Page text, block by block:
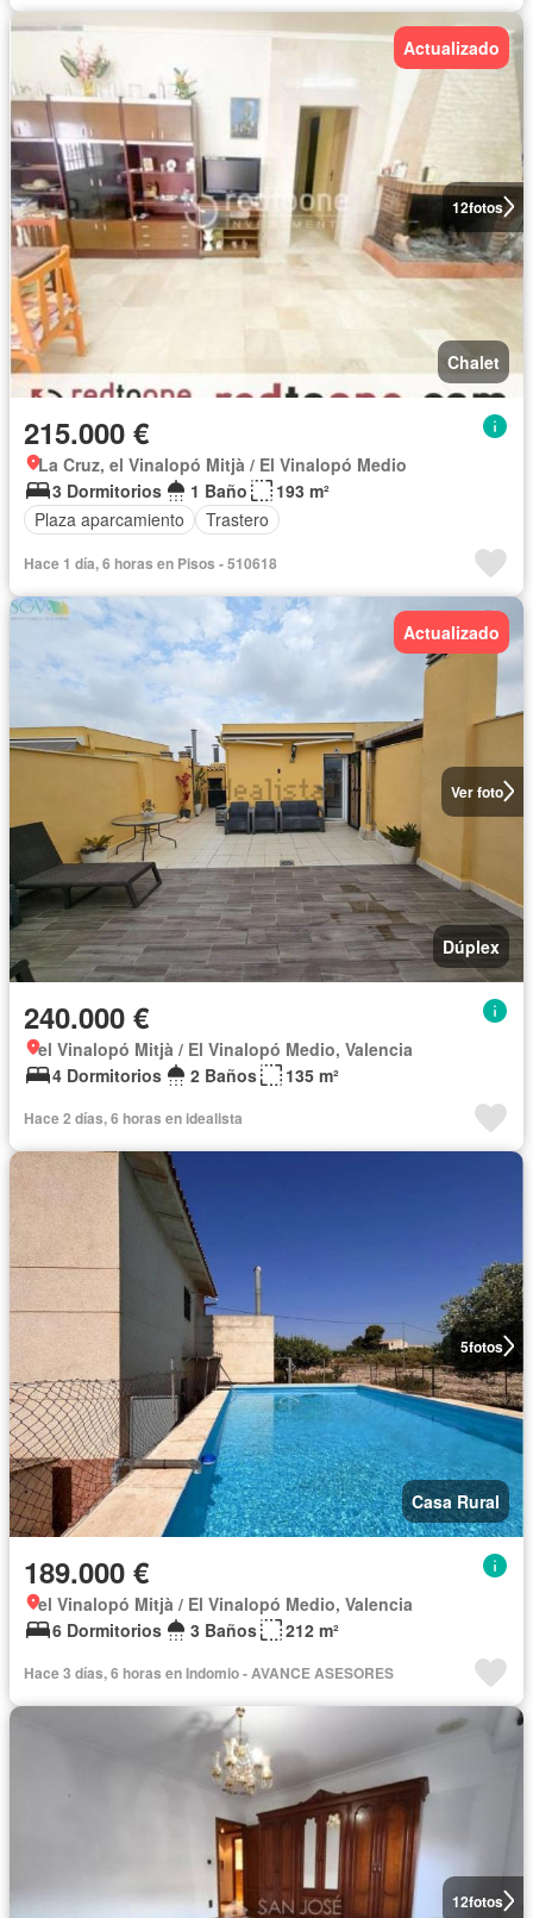
12fotos
Actualizado
Chalet
215.000 €
La Cruz, el Vinalopó Mitjà / El Vinalopó Medio
3 Dormitorios
1 Baño
193 m²
Plaza aparcamiento
Trastero
Hace 1 día, 6 horas en Pisos - 510618
Ver foto
Actualizado
Dúplex
240.000 €
el Vinalopó Mitjà / El Vinalopó Medio, Valencia
4 Dormitorios
2 Baños 135 m²
Hace 2 días, 6 horas en idealista
5fotos
Casa Rural
189.000 €
el Vinalopó Mitjà / El Vinalopó Medio, Valencia
6 Dormitorios
3 Baños 212 m²
Hace 3 días, 6 horas en Indomio - AVANCE ASESORES
12fotos